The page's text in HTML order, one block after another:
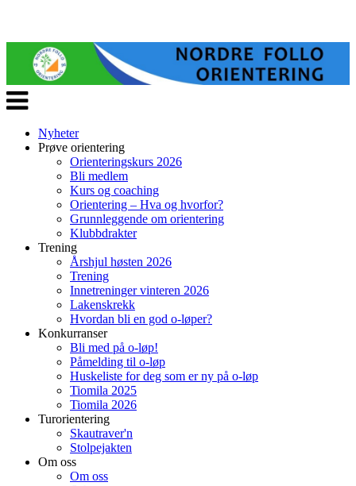
Veksle
navigasjon
Nyheter
Prøve orientering
Orienteringskurs 2026
Bli medlem
Kurs og coaching
Orientering – Hva og hvorfor?
Grunnleggende om orientering
Klubbdrakter
Trening
Årshjul høsten 2026
Trening
Innetreninger vinteren 2026
Lakenskrekk
Hvordan bli en god o-løper?
Konkurranser
Bli med på o-løp!
Påmelding til o-løp
Huskeliste for deg som er ny på o-løp
Tiomila 2025
Tiomila 2026
Turorientering
Skautraver'n
Stolpejakten
Om oss
Om oss